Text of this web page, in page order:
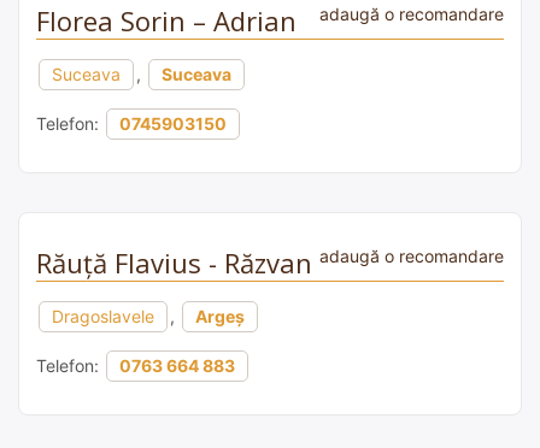
Florea Sorin – Adrian adaugă o recomandare
Suceava , Suceava
Telefon: 0745903150
Răuță Flavius - Răzvan adaugă o recomandare
Dragoslavele , Argeș
Telefon: 0763 664 883